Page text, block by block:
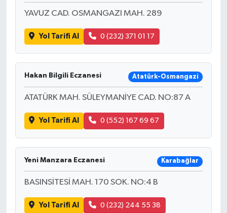
YAVUZ CAD. OSMANGAZI MAH. 289
Yol Tarifi Al 0 (232) 371 01 17
Hakan Bilgili Eczanesi Atatürk-Osmangazi
ATATÜRK MAH. SÜLEYMANİYE CAD. NO:87 A
Yol Tarifi Al 0 (552) 167 69 67
Yeni Manzara Eczanesi Karabağlar
BASINSİTESİ MAH. 170 SOK. NO:4 B
Yol Tarifi Al 0 (232) 244 55 38